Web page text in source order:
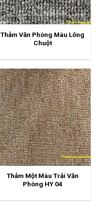
Thảm Văn Phòng Màu Lông
Chuột
Thảm Một Màu Trải Văn
Phòng HY 04